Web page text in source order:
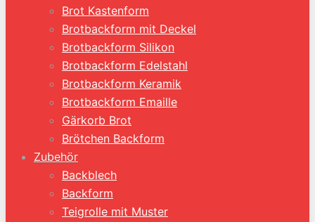
Brot Kastenform
Brotbackform mit Deckel
Brotbackform Silikon
Brotbackform Edelstahl
Brotbackform Keramik
Brotbackform Emaille
Gärkorb Brot
Brötchen Backform
Zubehör
Backblech
Backform
Teigrolle mit Muster